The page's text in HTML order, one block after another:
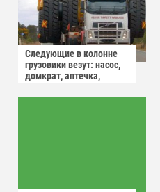
Следующие в колонне
грузовики везут: насос,
домкрат, аптечка,